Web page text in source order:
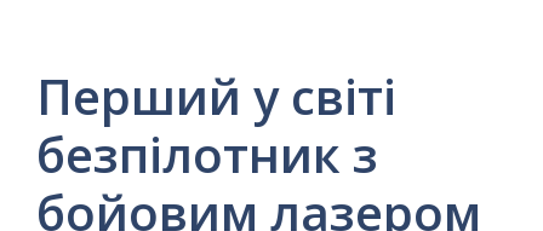
Перший у світі
безпілотник з
бойовим лазером